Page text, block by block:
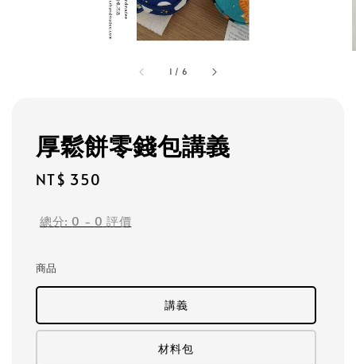
1 / 6
厚鬆餅零錢包講義
Regular
NT$ 350
總分: 0 - 0 評價
商品
講義
材料包